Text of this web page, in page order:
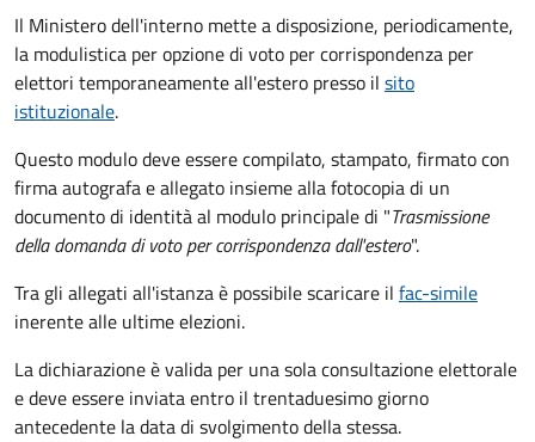
Il Ministero dell'interno mette a disposizione, periodicamente,
la modulistica per opzione di voto per corrispondenza per
elettori temporaneamente all'estero presso il sito
istituzionale.
Questo modulo deve essere compilato, stampato, firmato con
firma autografa e allegato insieme alla fotocopia di un
documento di identità al modulo principale di "Trasmissione
della domanda di voto per corrispondenza dall'estero".
Tra gli allegati all'istanza è possibile scaricare il fac-simile
inerente alle ultime elezioni.
La dichiarazione è valida per una sola consultazione elettorale
e deve essere inviata entro il trentaduesimo giorno
antecedente la data di svolgimento della stessa.